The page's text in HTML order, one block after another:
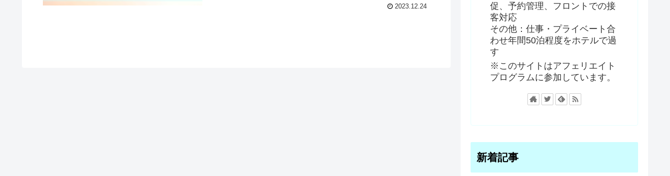
2023.12.24
促、予約管理、フロントでの接
客対応
その他：仕事・プライベート合
わせ年間50泊程度をホテルで過
す
※このサイトはアフェリエイト
プログラムに参加しています。
新着記事